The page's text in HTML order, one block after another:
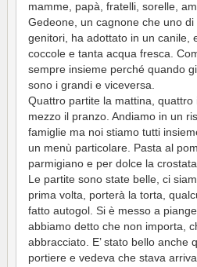
mamme, papà, fratelli, sorelle,
Gedeone, un cagnone che uno
genitori, ha adottato in un canile,
coccole e tanta acqua fresca.
sempre insieme perché quando
sono i grandi e viceversa.
Quattro partite la mattina,
mezzo il pranzo. Andiamo in un
famiglie ma noi stiamo tutti
un menù particolare. Pasta al
parmigiano e per dolce la
Le partite sono state belle, ci
prima volta, porterà la torta,
fatto autogol. Si è messo a
abbiamo detto che non importa,
abbracciato. E’ stato bello anche
portiere e vedeva che stava